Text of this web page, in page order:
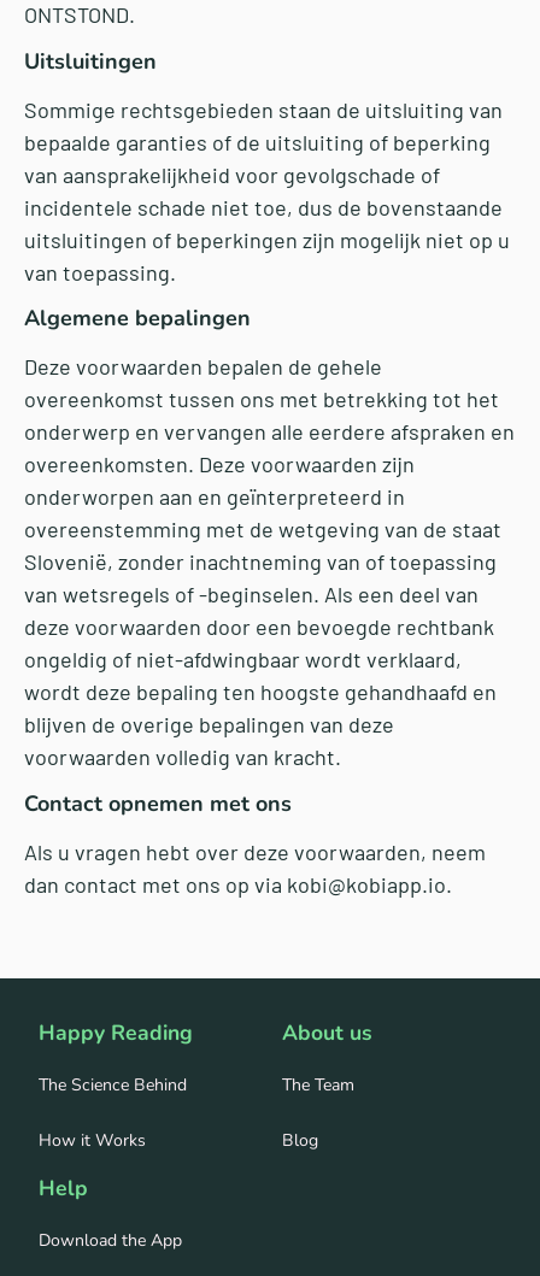
ONTSTOND.
Uitsluitingen
Sommige rechtsgebieden staan de uitsluiting van
bepaalde garanties of de uitsluiting of beperking
van aansprakelijkheid voor gevolgschade of
incidentele schade niet toe, dus de bovenstaande
uitsluitingen of beperkingen zijn mogelijk niet op u
van toepassing.
Algemene bepalingen
Deze voorwaarden bepalen de gehele
overeenkomst tussen ons met betrekking tot het
onderwerp en vervangen alle eerdere afspraken en
overeenkomsten. Deze voorwaarden zijn
onderworpen aan en geïnterpreteerd in
overeenstemming met de wetgeving van de staat
Slovenië, zonder inachtneming van of toepassing
van wetsregels of -beginselen. Als een deel van
deze voorwaarden door een bevoegde rechtbank
ongeldig of niet-afdwingbaar wordt verklaard,
wordt deze bepaling ten hoogste gehandhaafd en
blijven de overige bepalingen van deze
voorwaarden volledig van kracht.
Contact opnemen met ons
Als u vragen hebt over deze voorwaarden, neem
dan contact met ons op via kobi@kobiapp.io.
Happy Reading
The Science Behind
How it Works
About us
The Team
Blog
Help
Download the App